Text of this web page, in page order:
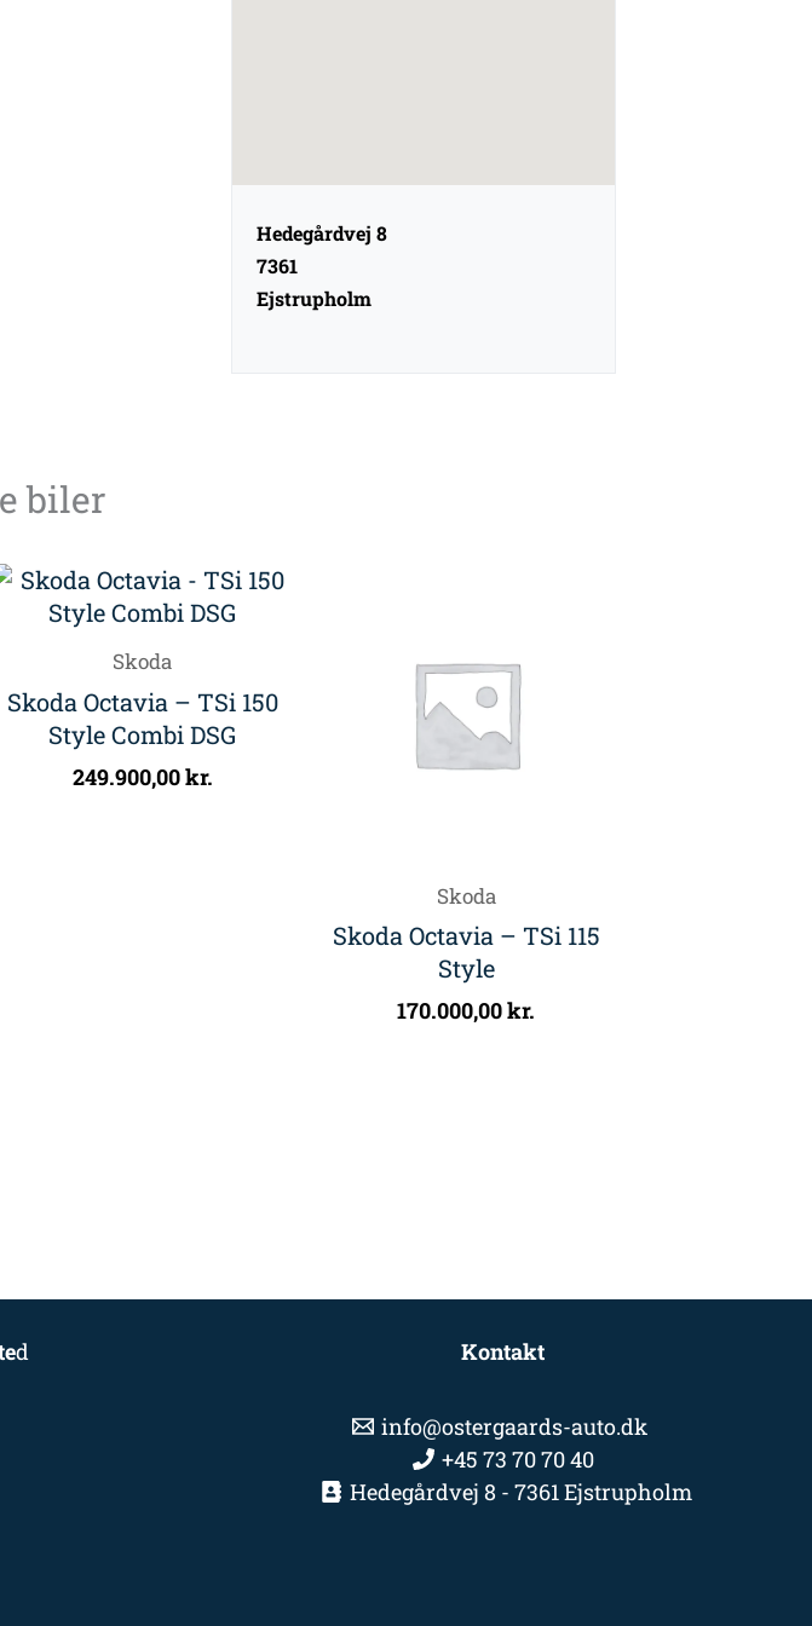
Hedegårdvej 8
7361
Ejstrupholm
biler
Skoda
Skoda Octavia – TSi 150
Style Combi DSG
249.900,00kr.
Skoda
Skoda Octavia – TSi 115
Style
170.000,00kr.
d Kontakt
info@ostergaards-auto.dk
+45 73 70 70 40
Hedegårdvej 8 - 7361 Ejstrupholm